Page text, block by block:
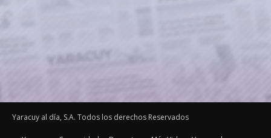
Yaracuy al día, S.A. Todos los derechos Reservados